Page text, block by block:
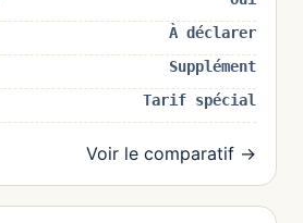
À déclarer
Supplément
Tarif spécial
Voir le comparatif →